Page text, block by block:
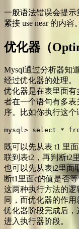
一般语法错误会提
紧接 use near 的内容。
优化器（
Mysql通过分析器知
经过优化器的处理。
优化器是在表里面
者在一个语句有多
序。比如你执行这个
mysql> select *
既可以先从表 t1 里
联到表t2，再判断t2
也可以先从表t2里面
断t1里面c的值是否等
这两种执行方法的
同，而优化器的作用
优化器阶段完成后
进入执行器阶段。